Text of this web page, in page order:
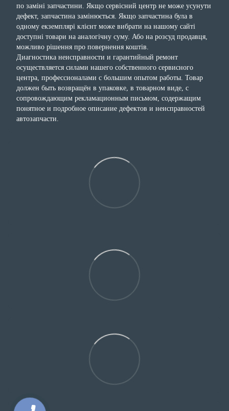
по заміні запчастини. Якщо сервісний центр не може усунути
дефект, запчастина замінюється. Якщо запчастина була в
одному екземплярі клієнт може вибрати на нашому сайті
доступні товари на аналогічну суму. Або на розсуд продавця,
можливо рішення про повернення коштів.
Диагностика неисправности и гарантийный ремонт
осуществляется силами нашего собственного сервисного
центра, профессионалами с большим опытом работы. Товар
должен быть возвращён в упаковке, в товарном виде, с
сопровождающим рекламационным письмом, содержащим
понятное и подробное описание дефектов и неисправностей
автозапчасти.